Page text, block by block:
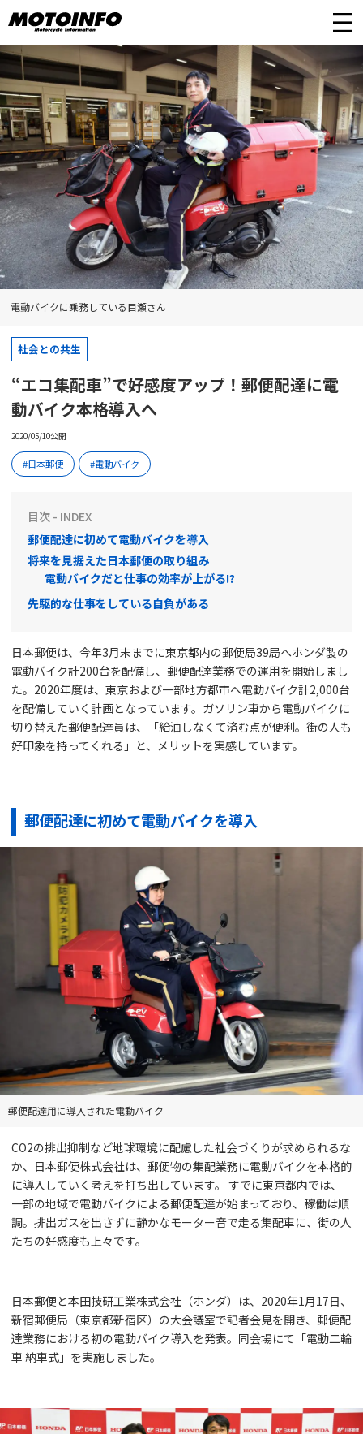
電動バイクに乗務している目瀬さん
社会との共生
“エコ集配車”で好感度アップ！郵便配達に電
動バイク本格導入へ
2020/05/10公開
日本郵便 電動バイク
目次 - INDEX
郵便配達に初めて電動バイクを導入
将来を見据えた日本郵便の取り組み
電動バイクだと仕事の効率が上がる!?
先駆的な仕事をしている自負がある
日本郵便は、今年3月末までに東京都内の郵便局39局へホンダ製の
電動バイク計200台を配備し、郵便配達業務での運用を開始しまし
た。2020年度は、東京および一部地方都市へ電動バイク計2,000台
を配備していく計画となっています。ガソリン車から電動バイクに
切り替えた郵便配達員は、「給油しなくて済む点が便利。街の人も
好印象を持ってくれる」と、メリットを実感しています。
郵便配達に初めて電動バイクを導入
郵便配達用に導入された電動バイク
CO2の排出抑制など地球環境に配慮した社会づくりが求められるな
か、日本郵便株式会社は、郵便物の集配業務に電動バイクを本格的
に導入していく考えを打ち出しています。 すでに東京都内では、
一部の地域で電動バイクによる郵便配達が始まっており、稼働は順
調。排出ガスを出さずに静かなモーター音で走る集配車に、街の人
たちの好感度も上々です。
日本郵便と本田技研工業株式会社（ホンダ）は、2020年1月17日、
新宿郵便局（東京都新宿区）の大会議室で記者会見を開き、郵便配
達業務における初の電動バイク導入を発表。同会場にて「電動二輪
車 納車式」を実施しました。